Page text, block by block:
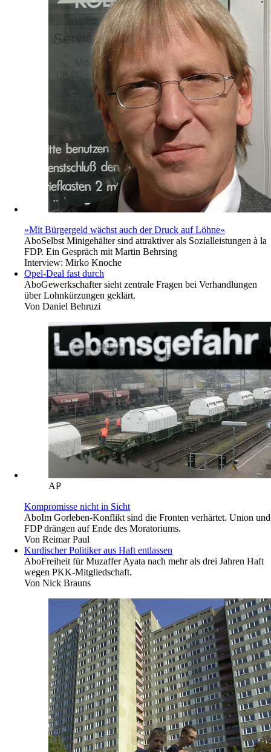
»Mit Bürgergeld wächst auch der Druck auf Löhne«
AboSelbst Minigehälter sind attraktiver als Sozialleistungen à la
FDP. Ein Gespräch mit Martin Behrsing
Interview: Mirko Knoche
Opel-Deal fast durch
AboGewerkschafter sieht zentrale Fragen bei Verhandlungen
über Lohnkürzungen geklärt.
Von Daniel Behruzi
AP
Kompromisse nicht in Sicht
AboIm Gorleben-Konflikt sind die Fronten verhärtet. Union und
FDP drängen auf Ende des Moratoriums.
Von Reimar Paul
Kurdischer Politiker aus Haft entlassen
AboFreiheit für Muzaffer Ayata nach mehr als drei Jahren Haft
wegen PKK-Mitgliedschaft.
Von Nick Brauns